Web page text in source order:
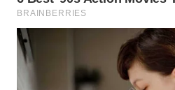
WAHANA
ADVOKAT
WAHANA
INFRASTRUKTUR